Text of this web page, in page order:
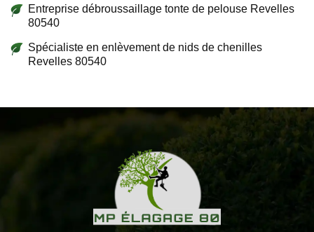
Entreprise débroussaillage tonte de pelouse Revelles
80540
Spécialiste en enlèvement de nids de chenilles
Revelles 80540